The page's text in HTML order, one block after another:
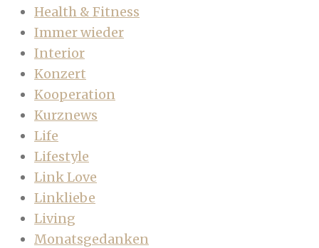
Health & Fitness
Immer wieder
Interior
Konzert
Kooperation
Kurznews
Life
Lifestyle
Link Love
Linkliebe
Living
Monatsgedanken